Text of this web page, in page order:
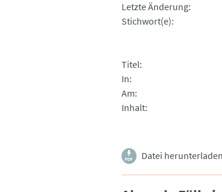
Letzte Änderung
Stichwort(e)
Titel
In
Am
Inhalt
Datei herunterladen